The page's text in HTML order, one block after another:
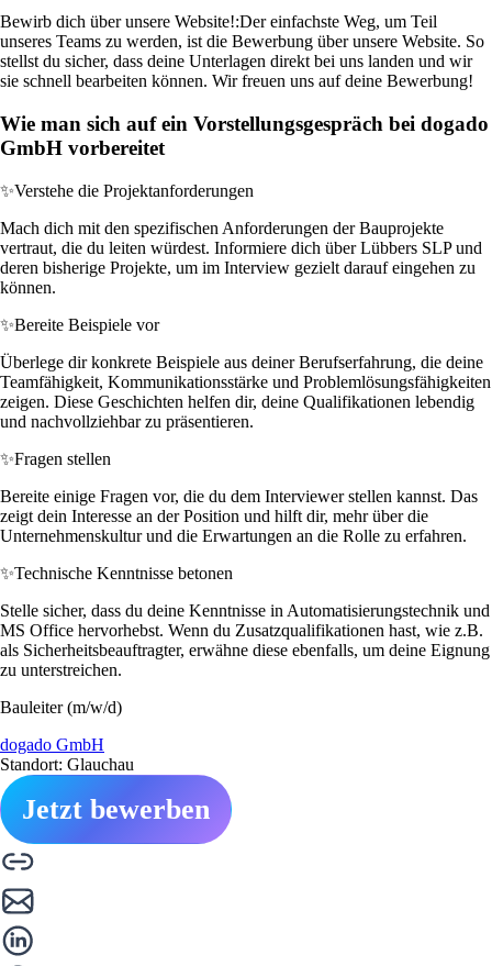
Bewirb dich über unsere Website!:Der einfachste Weg, um Teil
unseres Teams zu werden, ist die Bewerbung über unsere Website. So
stellst du sicher, dass deine Unterlagen direkt bei uns landen und wir
sie schnell bearbeiten können. Wir freuen uns auf deine Bewerbung!
Wie man sich auf ein Vorstellungsgespräch bei dogado
GmbH vorbereitet
✨Verstehe die Projektanforderungen
Mach dich mit den spezifischen Anforderungen der Bauprojekte
vertraut, die du leiten würdest. Informiere dich über Lübbers SLP und
deren bisherige Projekte, um im Interview gezielt darauf eingehen zu
können.
✨Bereite Beispiele vor
Überlege dir konkrete Beispiele aus deiner Berufserfahrung, die deine
Teamfähigkeit, Kommunikationsstärke und Problemlösungsfähigkeiten
zeigen. Diese Geschichten helfen dir, deine Qualifikationen lebendig
und nachvollziehbar zu präsentieren.
✨Fragen stellen
Bereite einige Fragen vor, die du dem Interviewer stellen kannst. Das
zeigt dein Interesse an der Position und hilft dir, mehr über die
Unternehmenskultur und die Erwartungen an die Rolle zu erfahren.
✨Technische Kenntnisse betonen
Stelle sicher, dass du deine Kenntnisse in Automatisierungstechnik und
MS Office hervorhebst. Wenn du Zusatzqualifikationen hast, wie z.B.
als Sicherheitsbeauftragter, erwähne diese ebenfalls, um deine Eignung
zu unterstreichen.
Bauleiter (m/w/d)
dogado GmbH
Standort: Glauchau
Jetzt bewerben